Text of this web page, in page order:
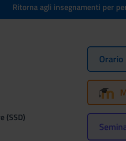
Ritorna agli insegnamenti per
(SSD)
Orario